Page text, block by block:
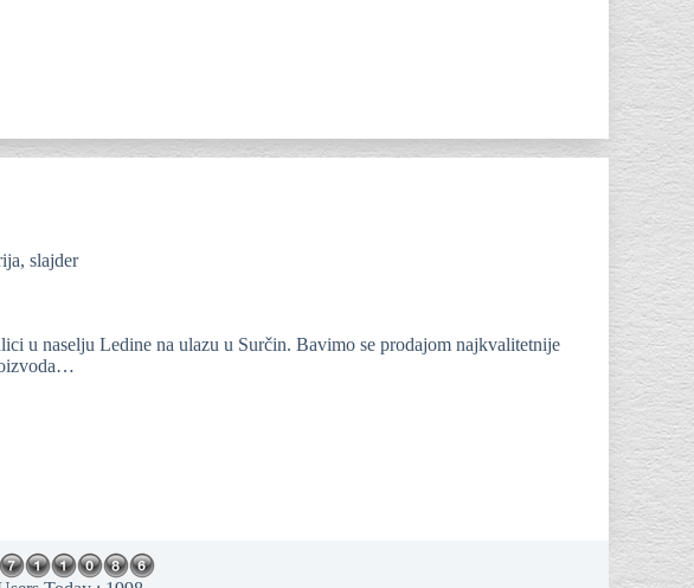
, slajder
u naselju Ledine na ulazu u Surčin. Bavimo se prodajom najkvalitetnije